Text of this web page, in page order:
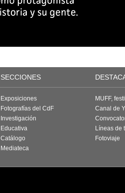
SECCIONES
Exposiciones
Fotografías del CdF
Investigación
Educativa
Catálogo
Mediateca
MUFF,
Canal de
Líneas de
Fotoviaje